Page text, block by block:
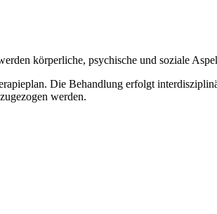
körperliche, psychische und soziale
Die Behandlung erfolgt
werden.